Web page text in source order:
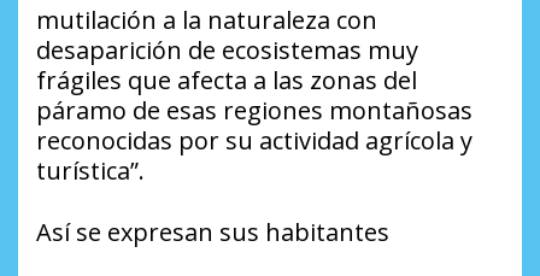
mutilación a la naturaleza con
desaparición de ecosistemas muy
frágiles que afecta a las zonas del
páramo de esas regiones montañosas
reconocidas por su actividad agrícola y
turística”.
Así se expresan sus habitantes